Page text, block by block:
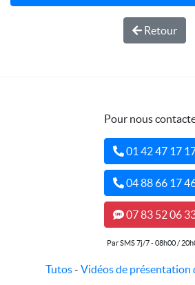
Retour
Pour nous
01 42 47 17
04 88 66 17
07 83 52 06
Par SMS 7j/7 - 08h00 /
Tutos- Vidéos de présentation